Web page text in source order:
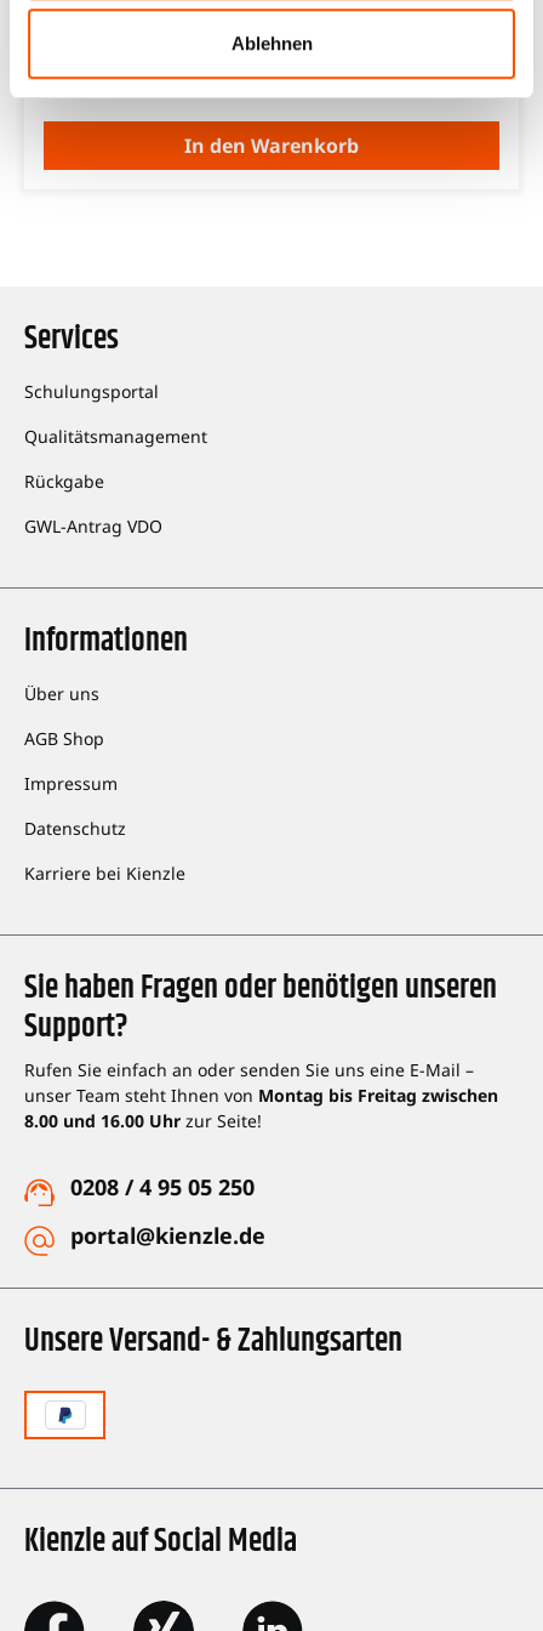
Ablehnen
20,00 €*
In den Warenkorb
Services
Schulungsportal
Qualitätsmanagement
Rückgabe
GWL-Antrag VDO
Informationen
Über uns
AGB Shop
Impressum
Datenschutz
Karriere bei Kienzle
Kienzle auf Social Media
Unsere Versand- & Zahlungsarten
Sie haben Fragen oder benötigen unseren
Support?
Rufen Sie einfach an oder senden Sie uns eine E-Mail –
unser Team steht Ihnen von Montag bis Freitag zwischen
8.00 und 16.00 Uhr zur Seite!
0208 / 4 95 05 250
portal@kienzle.de